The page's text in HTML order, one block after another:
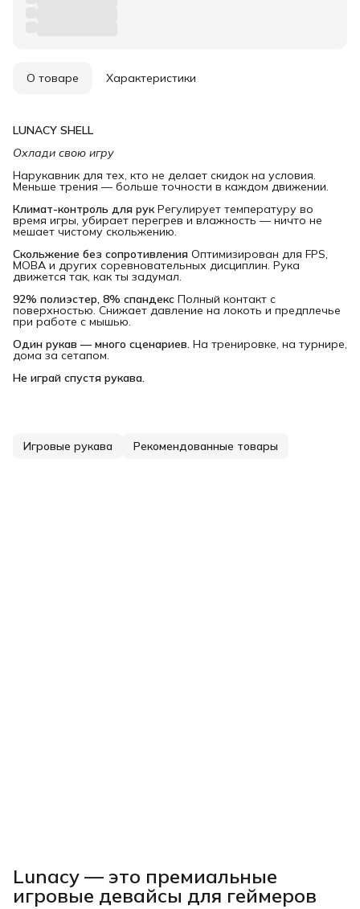
О товаре Характеристики
LUNACY SHELL
Охлади свою игру
Нарукавник для тех, кто не делает скидок на условия.
Меньше трения — больше точности в каждом движении.
Климат-контроль для рук Регулирует температуру во
время игры, убирает перегрев и влажность — ничто не
мешает чистому скольжению.
Скольжение без сопротивления Оптимизирован для FPS,
MOBA и других соревновательных дисциплин. Рука
движется так, как ты задумал.
92% полиэстер, 8% спандекс Полный контакт с
поверхностью. Снижает давление на локоть и предплечье
при работе с мышью.
Один рукав — много сценариев. На тренировке, на турнире,
дома за сетапом.
Не играй спустя рукава.
Игровые рукава Рекомендованные товары
Lunacy — это премиальные
игровые девайсы для геймеров